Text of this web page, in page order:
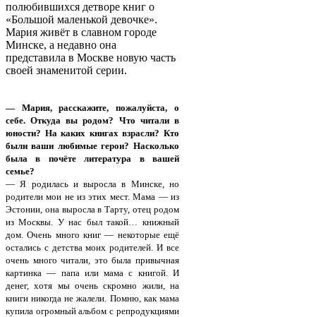
полюбившихся детворе книг о
«Большой маленькой девочке».
Мария живёт в славном городе
Минске, а недавно она
представила в Москве новую часть
своей знаменитой серии.
— Мария, расскажите, пожалуйста, о
себе. Откуда вы родом? Что читали в
юности? На каких книгах взрасли? Кто
были ваши любимые герои? Насколько
была в почёте литература в вашей
семье?
— Я родилась и выросла в Минске, но
родители мои не из этих мест. Мама — из
Эстонии, она выросла в Тарту, отец родом
из Москвы. У нас был такой… книжный
дом. Очень много книг — некоторые ещё
остались с детства моих родителей. И все
очень много читали, это была привычная
картинка — папа или мама с книгой. И
денег, хотя мы очень скромно жили, на
книги никогда не жалели. Помню, как мама
купила огромный альбом с репродукциями